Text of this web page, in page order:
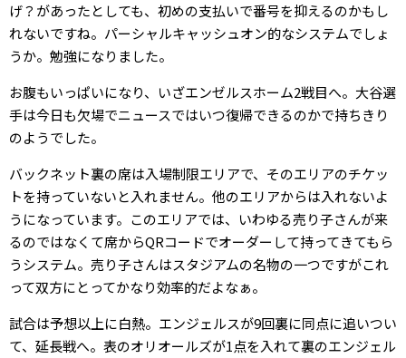
げ？があったとしても、初めの支払いで番号を抑えるのかもし
れないですね。パーシャルキャッシュオン的なシステムでしょ
うか。勉強になりました。
お腹もいっぱいになり、いざエンゼルスホーム2戦目へ。大谷選
手は今日も欠場でニュースではいつ復帰できるのかで持ちきり
のようでした。
バックネット裏の席は入場制限エリアで、そのエリアのチケッ
トを持っていないと入れません。他のエリアからは入れないよ
うになっています。このエリアでは、いわゆる売り子さんが来
るのではなくて席からQRコードでオーダーして持ってきてもら
うシステム。売り子さんはスタジアムの名物の一つですがこれ
って双方にとってかなり効率的だよなぁ。
試合は予想以上に白熱。エンジェルスが9回裏に同点に追いつい
て、延長戦へ。表のオリオールズが1点を入れて裏のエンジェル